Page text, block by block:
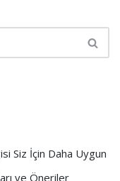
Siz İçin Daha Uygun
ve Öneriler